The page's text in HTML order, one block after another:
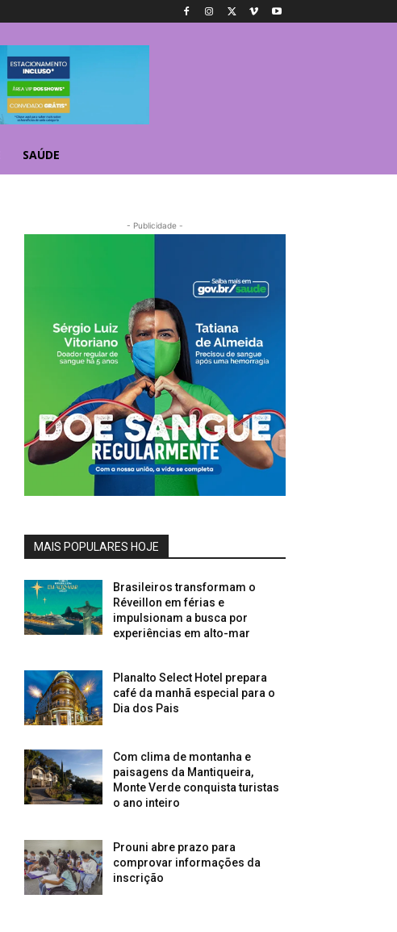
SAÚDE
- Publicidade -
MAIS POPULARES HOJE
Brasileiros transformam o
Réveillon em férias e
impulsionam a busca por
experiências em alto-mar
Planalto Select Hotel prepara
café da manhã especial para o
Dia dos Pais
Com clima de montanha e
paisagens da Mantiqueira,
Monte Verde conquista turistas
o ano inteiro
Prouni abre prazo para
comprovar informações da
inscrição